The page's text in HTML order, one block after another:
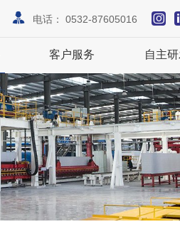
电话： 0532-87605016
客户服务 自主